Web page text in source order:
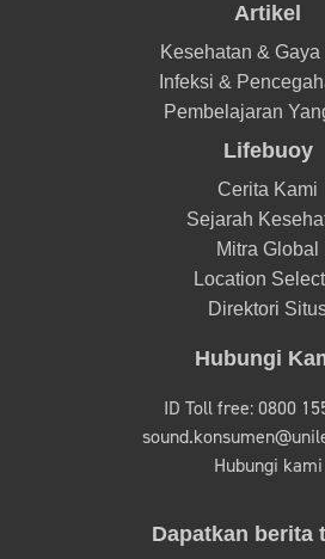
Artikel
Kesehatan &
Infeksi &
Pembelajaran
Lifebuoy
Cerita Kami
Sejarah
Mitra Global
Location
Direktori
Hubungi
ID Toll free: 0800
Hubungi kami
Dapatkan berita